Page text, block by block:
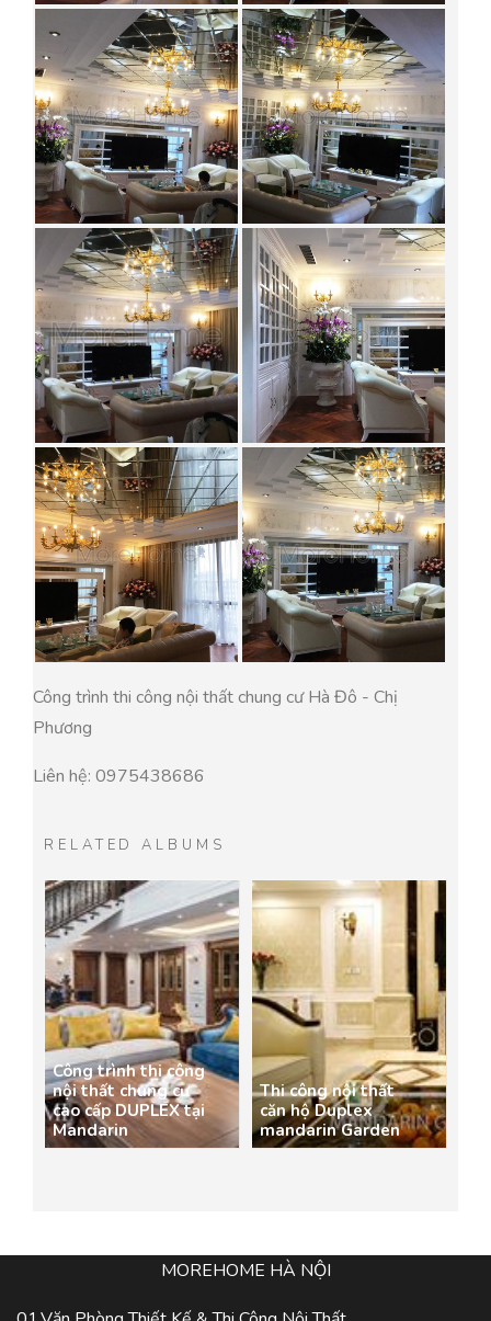
Công trình thi công nội thất chung cư Hà Đô - Chị
Phương
Liên hệ: 0975438686
RELATED ALBUMS
Công trình thi công
nội thất chung cư
cao cấp DUPLEX tại
Mandarin
Thi công nội thất
căn hộ Duplex
mandarin Garden
MOREHOME HÀ NỘI